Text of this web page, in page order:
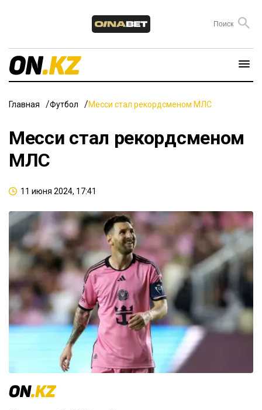
Главная Футбол Месси стал рекордсменом МЛС
Месси стал рекордсменом
МЛС
11 июня 2024, 17:41